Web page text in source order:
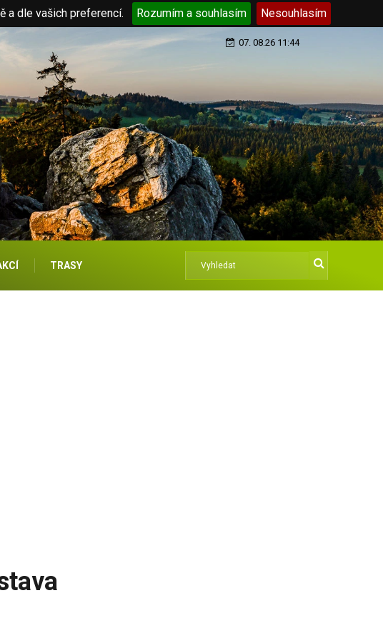
a dle vašich preferencí. Rozumím a souhlasím Nesouhlasím
07. 08.26 11:44
TRASY